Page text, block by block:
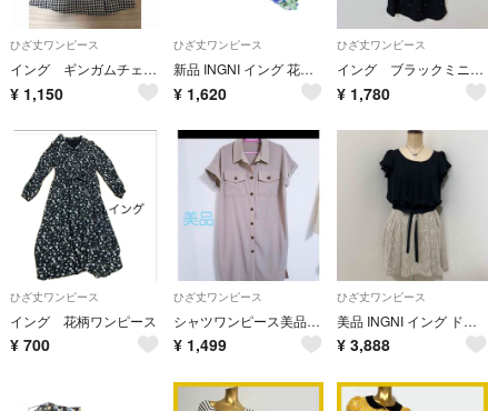
ひざ丈ワンピース
イング ギンガムチェック 胸元ビックリボン ワンピ チュニック 夏
¥ 1,150
ひざ丈ワンピース
新品 INGNI イング 花柄 キャミソール ワンピース sizeM/白ｘ青 ■◆ レディース
¥ 1,620
ひざ丈ワンピース
イング ブラックミニワンピース レディースM ツイスト フレアスリーブ ビジュー
¥ 1,780
ひざ丈ワンピース
イング 花柄ワンピース
¥ 700
ひざ丈ワンピース
シャツワンピース美品☆プロフ必読
¥ 1,499
ひざ丈ワンピース
美品 INGNI イング ドッキングワンピース ワンピース ワンピ 膝丈
¥ 3,888